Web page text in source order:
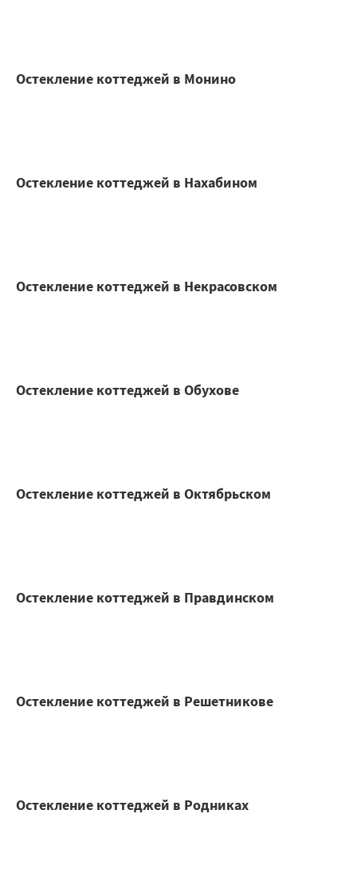
Остекление коттеджей в Монино
Остекление коттеджей в Нахабином
Остекление коттеджей в Некрасовском
Остекление коттеджей в Обухове
Остекление коттеджей в Октябрьском
Остекление коттеджей в Правдинском
Остекление коттеджей в Решетникове
Остекление коттеджей в Родниках